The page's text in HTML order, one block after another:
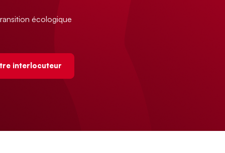
écologique
interlocuteur